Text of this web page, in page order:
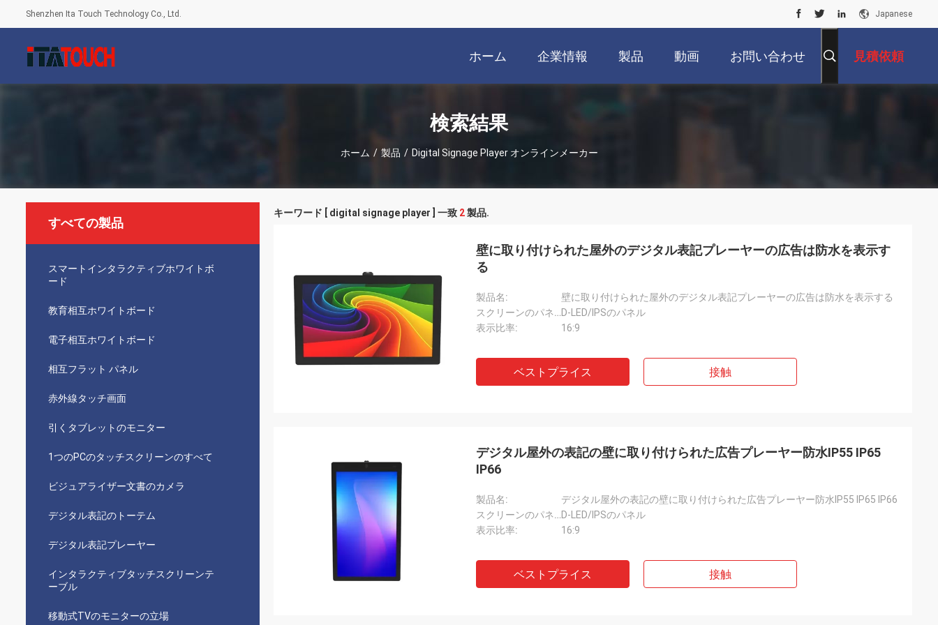
Shenzhen Ita Touch Technology Co., Ltd. Japanese
ホーム 企業情報 製品 動画 お問い合わせ 見積依頼
検索結果
ホーム / 製品 / Digital Signage Player オンラインメーカー
すべての製品
スマートインタラクティブホワイトボ
ード
教育相互ホワイトボード
電子相互ホワイトボード
相互フラット パネル
赤外線タッチ画面
引くタブレットのモニター
1つのPCのタッチスクリーンのすべて
ビジュアライザー文書のカメラ
デジタル表記のトーテム
デジタル表記プレーヤー
インタラクティブタッチスクリーンテ
ーブル
移動式TVのモニターの立場
キーワード [ digital signage player ] 一致 2製品.
壁に取り付けられた屋外のデジタル表記プレーヤーの広告は防水を表示す
る
製品名:
壁に取り付けられた屋外のデジタル表記プレーヤーの広告は防水を表示する
スクリーンのパネル:D-LED/IPSのパネル
表示比率:
16:9
ベストプライス 接触
デジタル屋外の表記の壁に取り付けられた広告プレーヤー防水IP55 IP65
IP66
製品名:
デジタル屋外の表記の壁に取り付けられた広告プレーヤー防水IP55 IP65 IP66
スクリーンのパネル:D-LED/IPSのパネル
表示比率:
16:9
ベストプライス 接触